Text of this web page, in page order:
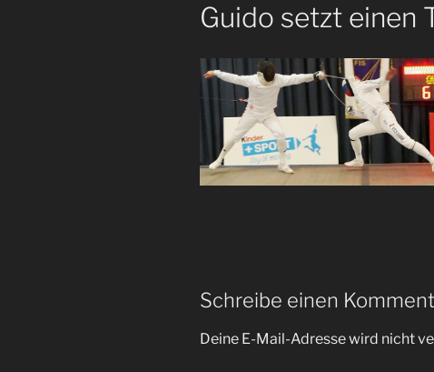
Guido setzt einen
Schreibe einen
Deine E-Mail-Adresse wird nicht